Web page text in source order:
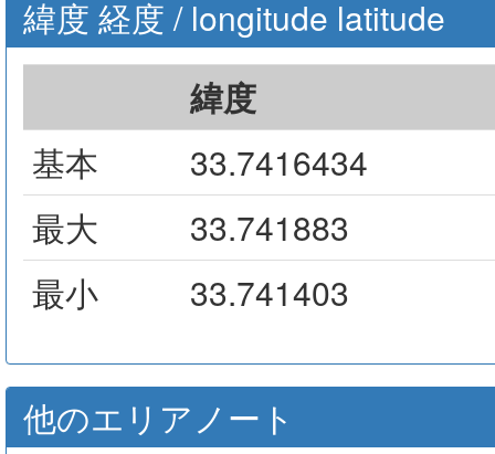
緯度 経度 / longitude latitude
緯度
基本
33.7416434
最大
33.741883
最小
33.741403
他のエリアノート